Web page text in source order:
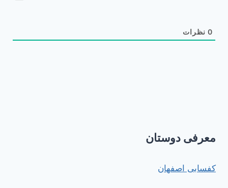
0 نظرات
معرفی دوستان
کفسابی اصفهان